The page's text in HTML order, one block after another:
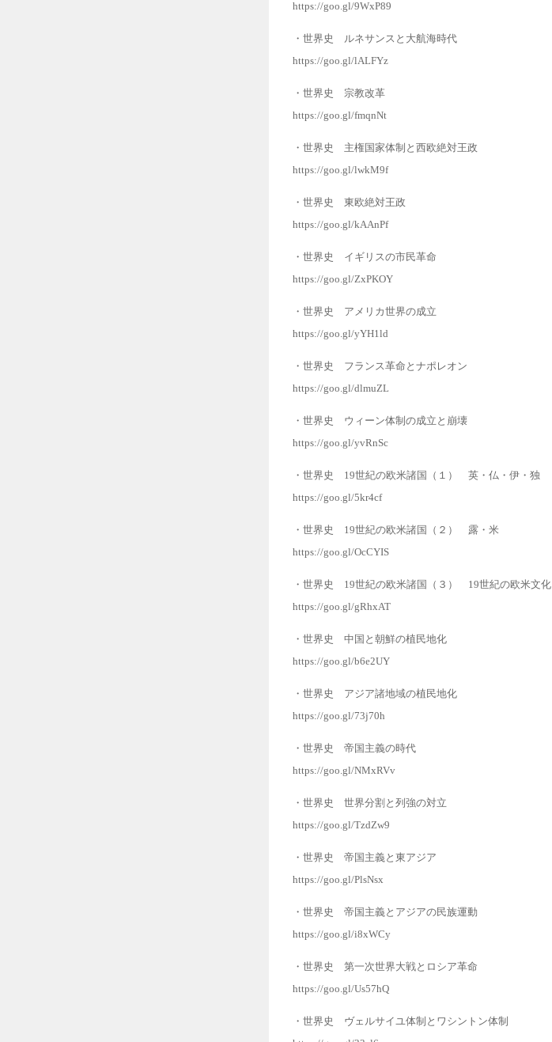
https://goo.gl/9WxP89
・世界史 ルネサンスと大航海時代
https://goo.gl/lALFYz
・世界史 宗教改革
https://goo.gl/fmqnNt
・世界史 主権国家体制と西欧絶対王政
https://goo.gl/lwkM9f
・世界史 東欧絶対王政
https://goo.gl/kAAnPf
・世界史 イギリスの市民革命
https://goo.gl/ZxPKOY
・世界史 アメリカ世界の成立
https://goo.gl/yYH1ld
・世界史 フランス革命とナポレオン
https://goo.gl/dlmuZL
・世界史 ウィーン体制の成立と崩壊
https://goo.gl/yvRnSc
・世界史 19世紀の欧米諸国（１） 英・仏・伊・独
https://goo.gl/5kr4cf
・世界史 19世紀の欧米諸国（２） 露・米
https://goo.gl/OcCYIS
・世界史 19世紀の欧米諸国（３） 19世紀の欧米文化
https://goo.gl/gRhxAT
・世界史 中国と朝鮮の植民地化
https://goo.gl/b6e2UY
・世界史 アジア諸地域の植民地化
https://goo.gl/73j70h
・世界史 帝国主義の時代
https://goo.gl/NMxRVv
・世界史 世界分割と列強の対立
https://goo.gl/TzdZw9
・世界史 帝国主義と東アジア
https://goo.gl/PlsNsx
・世界史 帝国主義とアジアの民族運動
https://goo.gl/i8xWCy
・世界史 第一次世界大戦とロシア革命
https://goo.gl/Us57hQ
・世界史 ヴェルサイユ体制とワシントン体制